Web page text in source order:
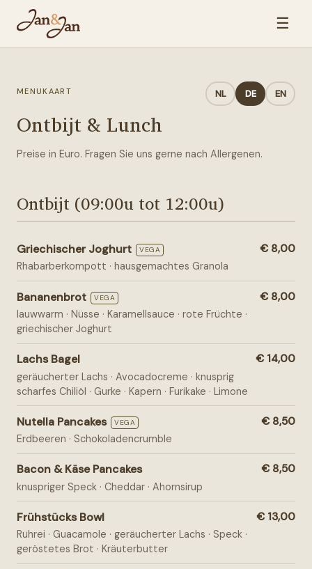
☰
MENUKAART
Ontbijt & Lunch
NL DE EN
Preise in Euro. Fragen Sie uns gerne nach Allergenen.
Ontbijt (09:00u tot 12:00u)
Griechischer Joghurt VEGA
Rhabarberkompott · hausgemachtes Granola
€ 8,00
Bananenbrot VEGA
lauwwarm · Nüsse · Karamellsauce · rote Früchte ·
griechischer Joghurt
€ 8,00
Lachs Bagel
geräucherter Lachs · Avocadocreme · knusprig
scharfes Chiliöl · Gurke · Kapern · Furikake · Limone
€ 14,00
Nutella Pancakes VEGA
Erdbeeren · Schokoladencrumble
€ 8,50
Bacon & Käse Pancakes
knuspriger Speck · Cheddar · Ahornsirup
€ 8,50
Frühstücks Bowl
Rührei · Guacamole · geräucherter Lachs · Speck ·
geröstetes Brot · Kräuterbutter
€ 13,00